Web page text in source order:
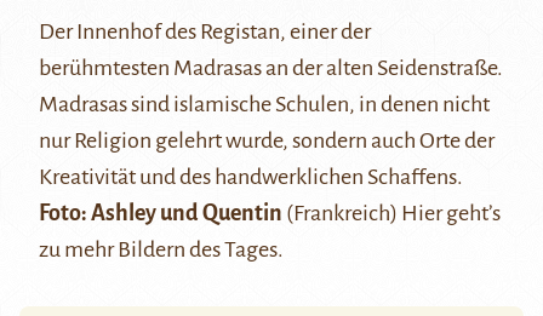
Der Innenhof des Registan, einer der
berühmtesten Madrasasan der alten Seidenstraße.
Madrasas sind islamische Schulen, in denen nicht
nur Religion gelehrt wurde, sondern auch Orte der
Kreativität und des handwerklichen Schaffens.
Foto: Ashley und Quentin (Frankreich) Hiergeht’s
zu mehr Bildern des Tages.